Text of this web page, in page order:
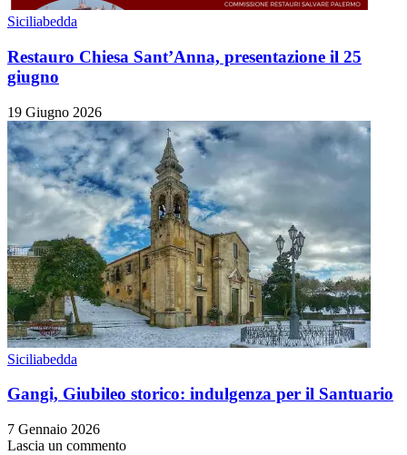
Siciliabedda
Restauro Chiesa Sant’Anna, presentazione il 25
giugno
19 Giugno 2026
Siciliabedda
Gangi, Giubileo storico: indulgenza per il Santuario
7 Gennaio 2026
Lascia un commento